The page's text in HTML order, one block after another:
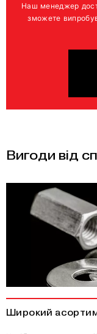
Наш менеджер
зможете
Вигоди від
Широкий